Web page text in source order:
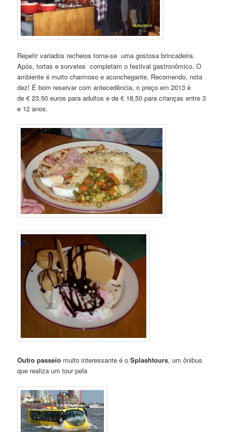
Repetir variados recheios torna-se uma gostosa brincadeira.
Após, tortas e sorvetes completam o festival gastronômico. O
ambiente é muito charmoso e aconchegante. Recomendo, nota
dez! É bom reservar com antecedência, o preço em 2013 é
de € 23,50 euros para adultos e de € 18,50 para crianças entre 3
e 12 anos.
Outro passeio muito interessante é oSplashtours, um ônibus
que realiza um tour pela